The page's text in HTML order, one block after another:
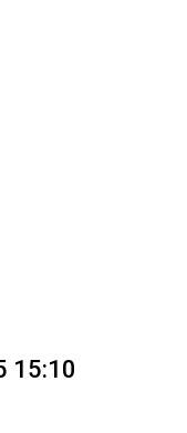
15:10